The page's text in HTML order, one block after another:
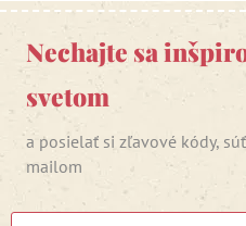
Nechajte sa
svetom
a posielať si zľavové kódy,
mailom